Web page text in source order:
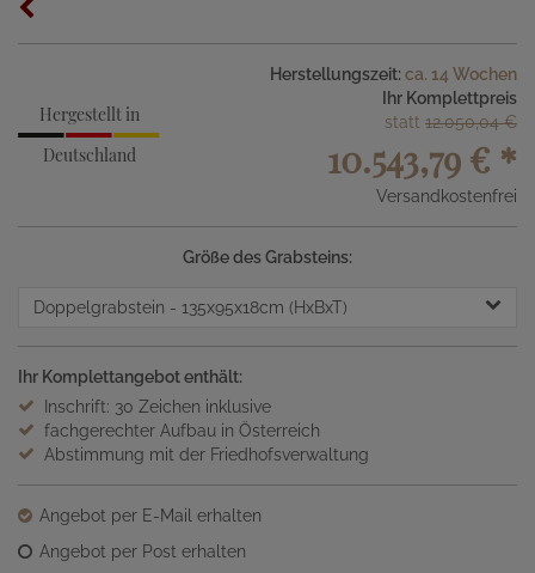
Hergestellt in
Deutschland
Herstellungszeit: ca. 14 Wochen
Ihr Komplettpreis
statt 12.050,04 €
10.543,79 € *
Versandkostenfrei
Größe des Grabsteins:
Doppelgrabstein - 135x95x18cm (HxBxT)
Ihr Komplettangebot enthält:
Inschrift: 30 Zeichen inklusive
fachgerechter Aufbau in Österreich
Abstimmung mit der Friedhofsverwaltung
Angebot per E-Mail erhalten
Angebot per Post erhalten